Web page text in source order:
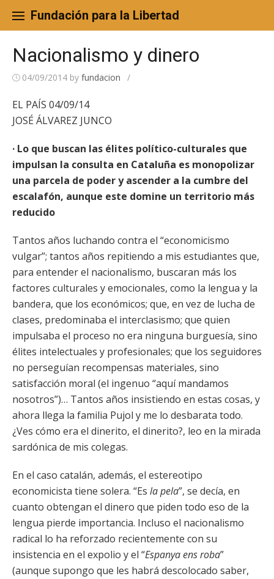
content
Fundación para la Libertad
Nacionalismo y dinero
04/09/2014 by fundacion /
EL PAÍS 04/09/14
JOSÉ ÁLVAREZ JUNCO
· Lo que buscan las élites político-culturales que
impulsan la consulta en Cataluña es monopolizar
una parcela de poder y ascender a la cumbre del
escalafón, aunque este domine un territorio más
reducido
Tantos años luchando contra el “economicismo
vulgar”; tantos años repitiendo a mis estudiantes que,
para entender el nacionalismo, buscaran más los
factores culturales y emocionales, como la lengua y la
bandera, que los económicos; que, en vez de lucha de
clases, predominaba el interclasismo; que quien
impulsaba el proceso no era ninguna burguesía, sino
élites intelectuales y profesionales; que los seguidores
no perseguían recompensas materiales, sino
satisfacción moral (el ingenuo “aquí mandamos
nosotros”)… Tantos años insistiendo en estas cosas, y
ahora llega la familia Pujol y me lo desbarata todo.
¿Ves cómo era el dinerito, el dinerito?, leo en la mirada
sardónica de mis colegas.
En el caso catalán, además, el estereotipo
economicista tiene solera. “Es la pela”, se decía, en
cuanto obtengan el dinero que piden todo eso de la
lengua pierde importancia. Incluso el nacionalismo
radical lo ha reforzado recientemente con su
insistencia en el expolio y el “Espanya ens roba”
(aunque supongo que les habrá descolocado saber,